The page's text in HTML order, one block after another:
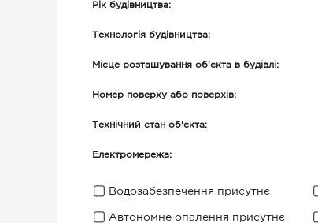
Рік будівництва:
Технологія будівництва:
Місце розташування об'єкта в будівлі:
Номер поверху або поверхів:
Технічний стан об'єкта:
Електромережа:
Водозабезпечення присутнє
Автономне опалення присутнє